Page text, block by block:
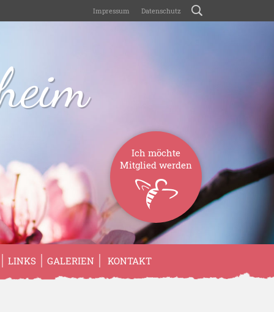
Impressum Datenschutz
Ich möchte
Mitglied werden
LINKS GALERIEN KONTAKT